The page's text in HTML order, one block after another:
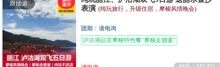
跟团游
表演 (纯玩旅行，升级住宿，摩梭风情晚会)
团期：请电询
泸沽湖品尝摩梭特色餐“摩梭走婚宴”